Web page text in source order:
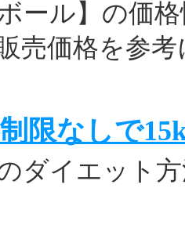
ール】の価
売価格を参
限なしで
ダイエット